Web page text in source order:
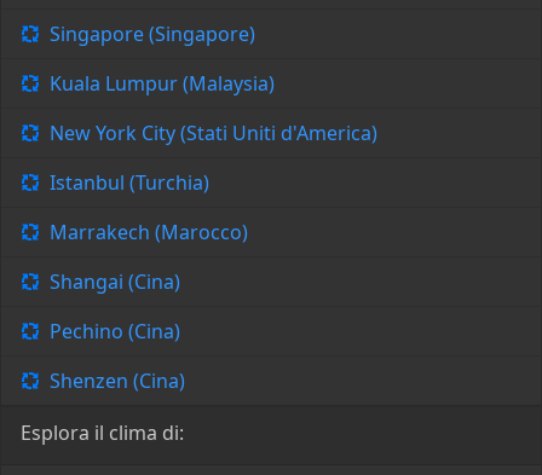
Singapore (Singapore)
Kuala Lumpur (Malaysia)
New York City (Stati Uniti d'America)
Istanbul (Turchia)
Marrakech (Marocco)
Shangai (Cina)
Pechino (Cina)
Shenzen (Cina)
Esplora il clima di: